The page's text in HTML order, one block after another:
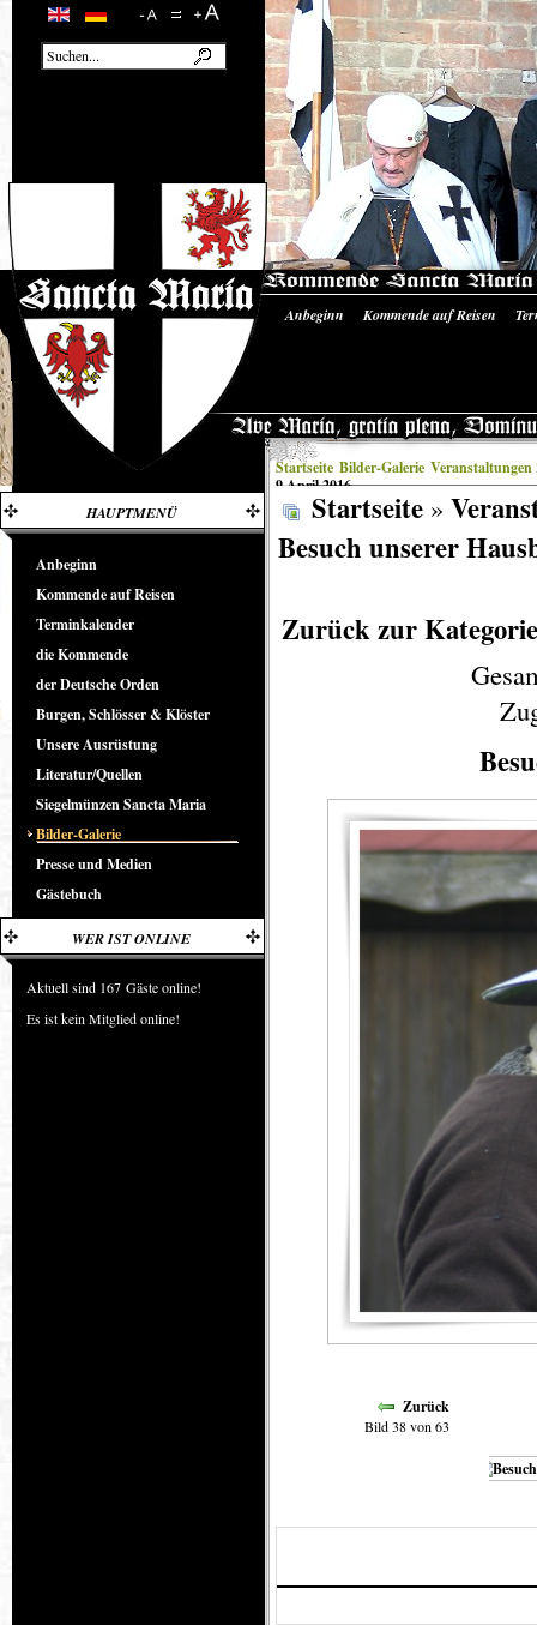
Anbeginn Kommende auf Reisen
Startseite Bilder-Galerie Veranstaltungen
9.April 2016
HAUPTMENÜ
Anbeginn
Kommende auf Reisen
Terminkalender
die Kommende
der Deutsche Orden
Burgen, Schlösser & Klöster
Unsere Ausrüstung
Literatur/Quellen
Siegelmünzen Sancta Maria
Bilder-Galerie
Presse und Medien
Gästebuch
WER IST ONLINE
Aktuell sind 167 Gäste online!
Es ist kein Mitglied online!
Startseite »
Besuch unserer
Zurück zur
Zurück
Bild 38 von 63